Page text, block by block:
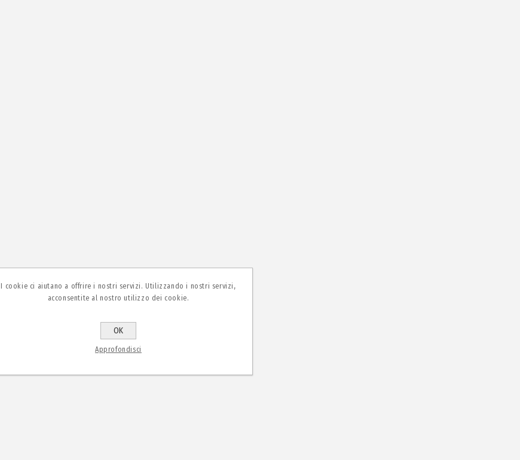
I cookie ci aiutano a offrire i nostri servizi. Utilizzando i nostri servizi,
acconsentite al nostro utilizzo dei cookie.
OK
Approfondisci